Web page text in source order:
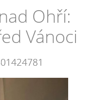
Ohří:
Vánoci